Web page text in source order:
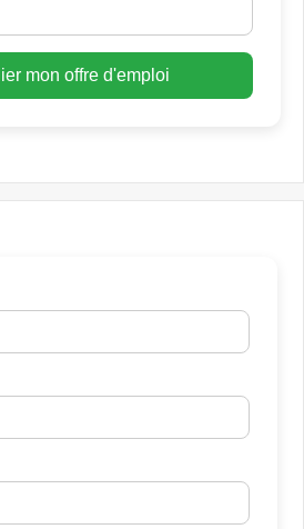
mon offre d'emploi